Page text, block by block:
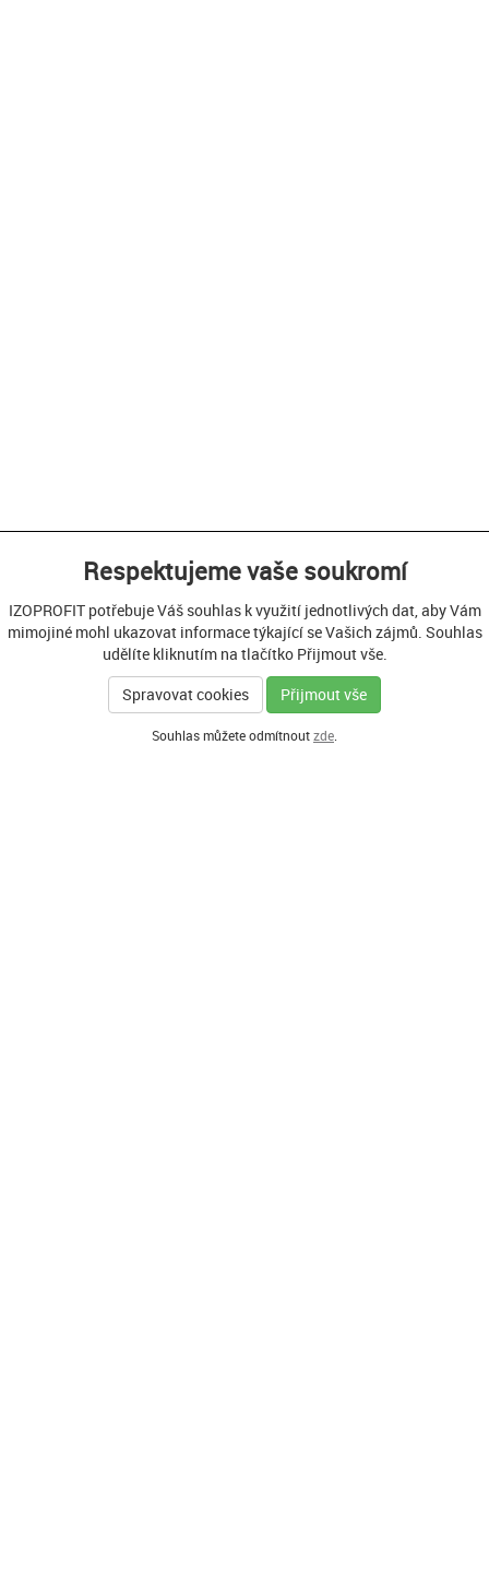
Respektujeme vaše soukromí
IZOPROFIT potřebuje Váš souhlas k využití jednotlivých dat, aby Vám
mimojiné mohl ukazovat informace týkající se Vašich zájmů. Souhlas
udělíte kliknutím na tlačítko Přijmout vše.
Spravovat cookies
Přijmout vše
Souhlas můžete odmítnoutzde